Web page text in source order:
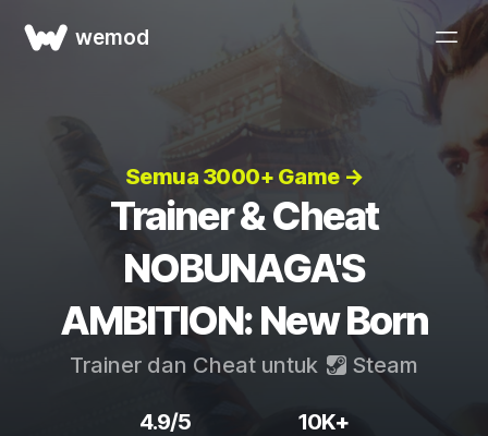
wemod
Semua 3000+ Game →
Trainer & Cheat
NOBUNAGA'S
AMBITION: New Born
Trainer dan Cheat untuk Steam
4.9/5 10K+